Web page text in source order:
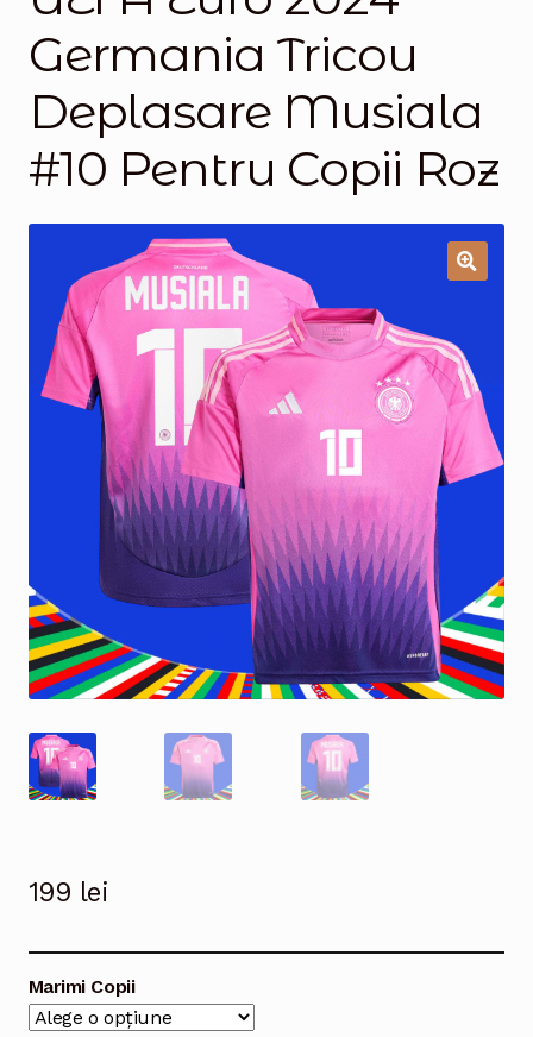
Magazinul
Germania Tricou
Deplasare Musiala
#10 Pentru Copii Roz
199 lei
Marimi Copii